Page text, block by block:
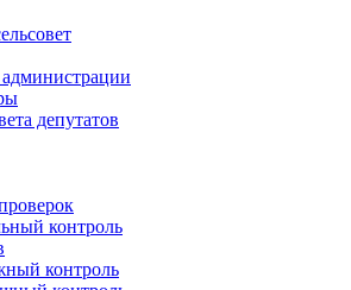
депутатов
контроль
контроль